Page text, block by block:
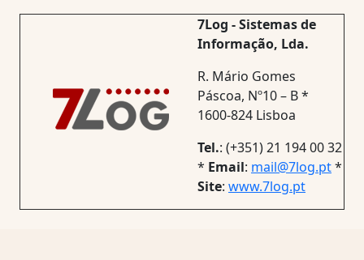
7Log - Sistemas de
Informação, Lda.
R. Mário Gomes
Páscoa, Nº10 – B *
1600-824 Lisboa
Tel.: (+351) 21 194 00 32
* Email: mail@7log.pt*
Site: www.7log.pt